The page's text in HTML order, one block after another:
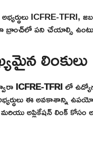
ICFRE-TFRI,
బ్రాంచ్‌లో పని చేయాల్సి
లింకులు
ICFRE-TFRIలో
ఈ అవకాశాన్ని
అప్లికేషన్ లింక్ కోసం